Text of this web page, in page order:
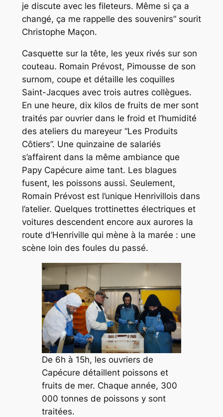
je discute avec les fileteurs. Même si ça a
changé, ça me rappelle des souvenirs” sourit
Christophe Maçon.
Casquette sur la tête, les yeux rivés sur son
couteau. Romain Prévost, Pimousse de son
surnom, coupe et détaille les coquilles
Saint-Jacques avec trois autres collègues.
En une heure, dix kilos de fruits de mer sont
traités par ouvrier dans le froid et l’humidité
des ateliers du mareyeur “Les Produits
Côtiers”. Une quinzaine de salariés
s’affairent dans la même ambiance que
Papy Capécure aime tant. Les blagues
fusent, les poissons aussi. Seulement,
Romain Prévost est l’unique Henrivillois dans
l’atelier. Quelques trottinettes électriques et
voitures descendent encore aux aurores la
route d’Henriville qui mène à la marée : une
scène loin des foules du passé.
De 6h à 15h, les ouvriers de
Capécure détaillent poissons et
fruits de mer. Chaque année, 300
000 tonnes de poissons y sont
traitées.